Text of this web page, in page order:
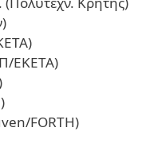
ΕΚΕΤΑ)
FORTH)